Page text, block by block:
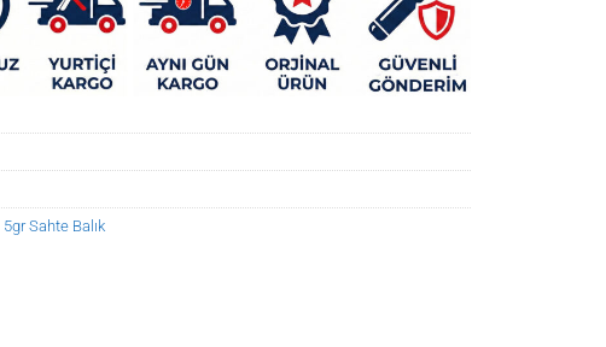
5gr Sahte Balık